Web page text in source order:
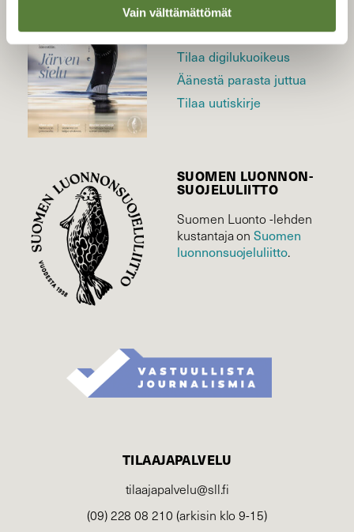
Vain välttämättömät
Uusin lehti
Tilaa Suomen Luonto
Tilaa digilukuoikeus
Äänestä parasta juttua
Tilaa uutiskirje
SUOMEN LUONNON­
SUOJELU­LIITTO
Suomen Luonto -lehden
kustantaja onSuomen
luonnonsuojelu­liitto.
TILAAJAPALVELU
tilaajapalvelu@sll.fi
(09) 228 08 210 (arkisin klo 9-15)